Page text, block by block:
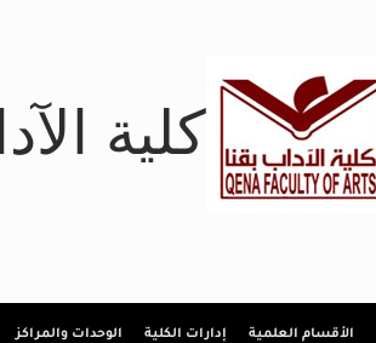
كلية
الأقسام العلمية إدارات الكلية الوحدات والمراكز